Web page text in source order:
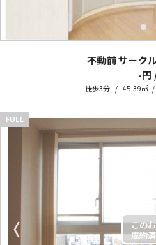
不動前 サーク
-円
徒歩3分 45.39㎡
〈
FULL